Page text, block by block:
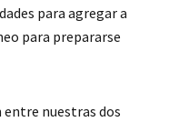
para agregar a
para prepararse
nuestras dos